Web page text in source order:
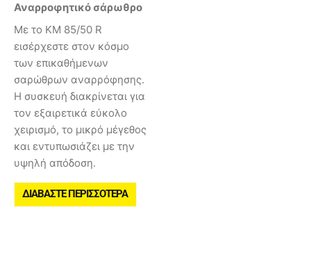
Αναρροφητικό σάρωθρο
Με το KM 85/50 R
εισέρχεστε στον κόσμο
των επικαθήμενων
σαρώθρων αναρρόφησης.
Η συσκευή διακρίνεται για
τον εξαιρετικά εύκολο
χειρισμό, το μικρό μέγεθος
και εντυπωσιάζει με την
υψηλή απόδοση.
ΔΙΑΒΆΣΤΕ ΠΕΡΙΣΣΌΤΕΡΑ